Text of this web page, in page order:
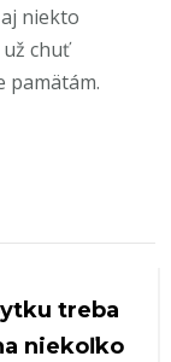
niekto
chuť
pamätám.
treba
niekoľko